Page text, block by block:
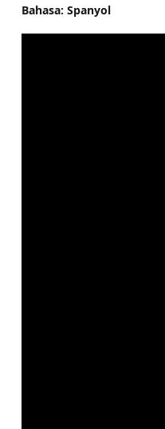
Bahasa: Spanyol